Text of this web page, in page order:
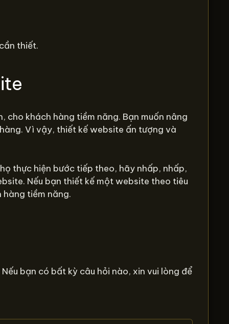
thiết.
khách hàng tiềm năng. Bạn muốn nâng
Vì vậy, thiết kế website ấn tượng và
thực hiện bước tiếp theo, hãy nhấp, nhấp,
Nếu bạn thiết kế một website theo tiêu
tiềm năng.
bạn có bất kỳ câu hỏi nào, xin vui lòng để